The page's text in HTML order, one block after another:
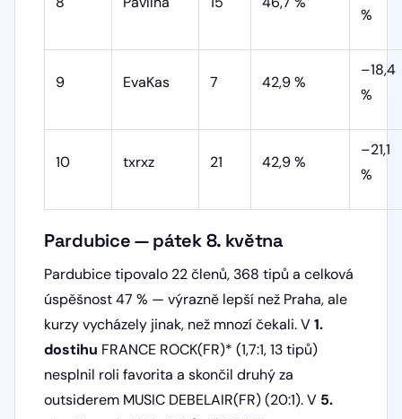
%
9 EvaKas 7 42,9 %
–18,4
%
10 txrxz 21 42,9 %
–21,1
%
Pardubice — pátek 8. května
Pardubice tipovalo 22 členů, 368 tipů a celková
úspěšnost 47 % — výrazně lepší než Praha, ale
kurzy vycházely jinak, než mnozí čekali. V1.
dostihu FRANCE ROCK(FR)* (1,7:1, 13 tipů)
nesplnil roli favorita a skončil druhý za
outsiderem MUSIC DEBELAIR(FR) (20:1). V 5.